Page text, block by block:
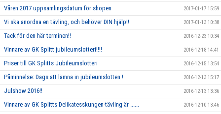
Våren 2017 uppsamlingsdatum för shopen 2017-01-17 15:59
Vi ska anordna en tävling, och behöver DIN hjälp!! 2017-01-13 10:38
Tack för den här terminen!! 2016-12-23 10:34
Vinnare av GK Splitt jubileumslotteri!!!! 2016-12-18 14:41
Priser till GK Splitts Jubileumslotteri 2016-12-15 13:54
Påminnelse: Dags att lämna in jubileumslotten ! 2016-12-13 15:17
Julshow 2016!! 2016-12-13 13:36
Vinnare av GK Splitts Delikatesskungen-tävling är ...... 2016-12-10 13:46